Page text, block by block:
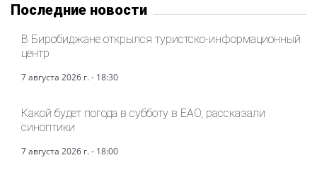
Последние новости
В Биробиджане открылся туристско-информационный
центр
7 августа 2026 г. - 18:30
Какой будет погода в субботу в ЕАО, рассказали
синоптики
7 августа 2026 г. - 18:00